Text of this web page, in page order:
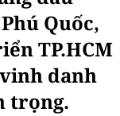
Quốc,
TP.HCM
danh
trọng.